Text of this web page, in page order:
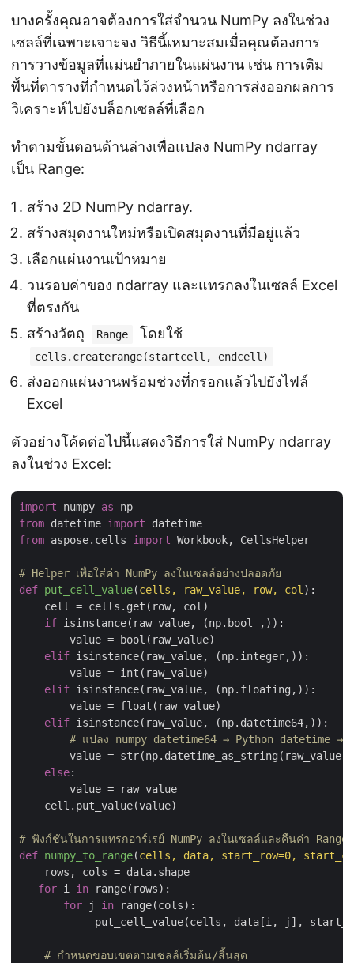
บางครั้งคุณอาจต้องการใส่จำนวน NumPy ลงในช่วง
เซลล์ที่เฉพาะเจาะจง วิธีนี้เหมาะสมเมื่อคุณต้องการ
การวางข้อมูลที่แม่นยำภายในแผ่นงาน เช่น การเติม
พื้นที่ตารางที่กำหนดไว้ล่วงหน้าหรือการส่งออกผลการ
วิเคราะห์ไปยังบล็อกเซลล์ที่เลือก
ทำตามขั้นตอนด้านล่างเพื่อแปลง NumPy ndarray
เป็น Range:
สร้าง 2D NumPy ndarray.
สร้างสมุดงานใหม่หรือเปิดสมุดงานที่มีอยู่แล้ว
เลือกแผ่นงานเป้าหมาย
วนรอบค่าของ ndarray และแทรกลงในเซลล์ Excel
ที่ตรงกัน
สร้างวัตถุ
Range โดยใช้
cells.createrange(startcell, endcell)
ส่งออกแผ่นงานพร้อมช่วงที่กรอกแล้วไปยังไฟล์
Excel
ตัวอย่างโค้ดต่อไปนี้แสดงวิธีการใส่ NumPy ndarray
ลงในช่วง Excel:
import numpy as
from datetime import
from aspose.cells import Workbook, CellsHelper
# Helper เพื่อใส่ค่า NumPy ลงในเซลล์อย่างปลอดภัย
def put_cell_value(cells, raw_value, row, col ):
    cell = cells.get(row, col)
if isinstance(raw_value, (np.bool_,)):
        value = bool(raw_value)
elif isinstance(raw_value, (np.integer,)):
        value = int(raw_value)
elif isinstance(raw_value, (np.floating,)):
        value = float(raw_value)
elif isinstance(raw_value, (np.datetime64,)):
# แปลง numpy datetime64 → Python datetime →
value = str(np.datetime_as_string(raw_value,
else:
        value = raw_value
    cell.put_value(value)
# ฟังก์ชันในการแทรกอาร์เรย์ NumPy ลงในเซลล์และคืนค่า Range
def numpy_to_range(cells, data, start_row=0,
    rows, cols = data.shape
for i in range(rows):
for j in range(cols):
put_cell_value(cells, data[i, j],
# กำหนดขอบเขตตามเซลล์เริ่มต้น/สิ้นสุด